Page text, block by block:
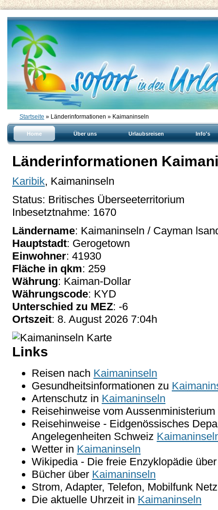
Startseite » Länderinformationen » Kaimaninseln
Home Über uns Urlaubsreisen Info's
Länderinformationen
Karibik, Kaimaninseln
Status: Britisches Überseeterritorium
Inbesetztnahme: 1670
Ländername: Kaimaninseln / Cayman
Hauptstadt: Gerogetown
Einwohner: 41930
Fläche in qkm: 259
Währung: Kaiman-Dollar
Währungscode: KYD
Unterschied zu MEZ: -6
Ortszeit: 8. August 2026 7:04h
Links
Reisen nach Kaimaninseln
Gesundheitsinformationen zu
Artenschutz in Kaimaninseln
Reisehinweise vom
Reisehinweise - Eidgenössisches
Angelegenheiten Schweiz
Wetter in Kaimaninseln
Wikipedia - Die freie Enzyklopädie
Bücher über Kaimaninseln
Strom, Adapter, Telefon, Mobilfunk
Die aktuelle Uhrzeit in Kaimaninseln